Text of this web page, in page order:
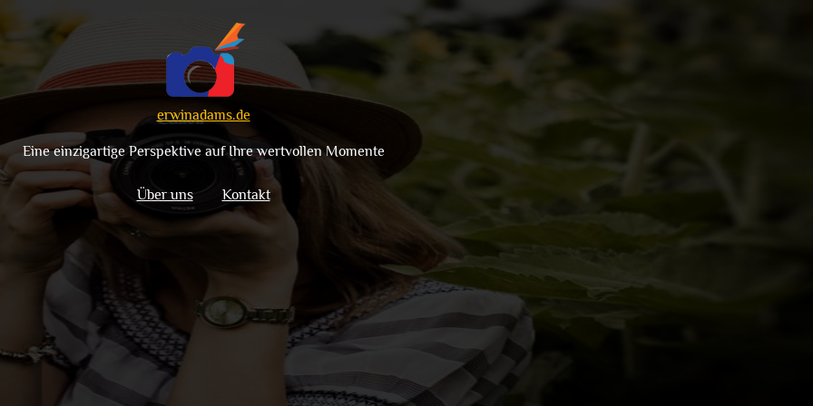
erwinadams.de
Eine einzigartige Perspektive auf Ihre wertvollen Momente
Über uns Kontakt